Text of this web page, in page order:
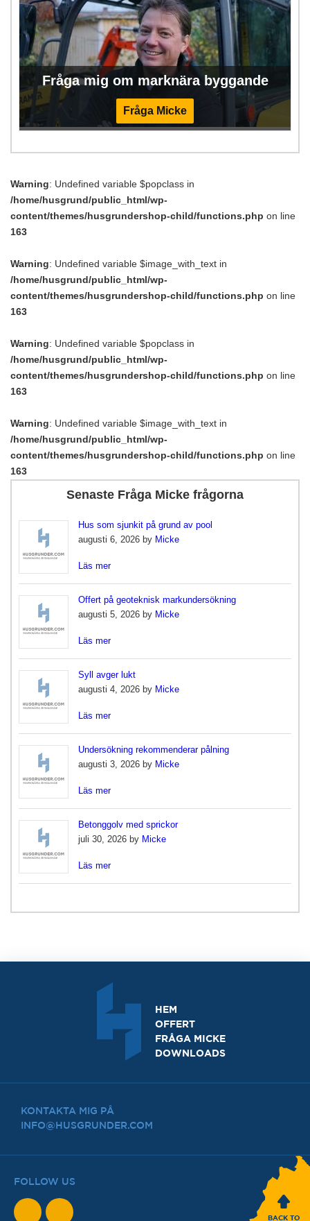
Fråga mig om marknära byggande
Fråga Micke
Warning: Undefined variable $popclass in
/home/husgrund/public_html/wp-
content/themes/husgrundershop-child/functions.php on line
163
Warning: Undefined variable $image_with_text in
/home/husgrund/public_html/wp-
content/themes/husgrundershop-child/functions.php on line
163
Warning: Undefined variable $popclass in
/home/husgrund/public_html/wp-
content/themes/husgrundershop-child/functions.php on line
163
Warning: Undefined variable $image_with_text in
/home/husgrund/public_html/wp-
content/themes/husgrundershop-child/functions.php on line
163
Senaste Fråga Micke frågorna
Hus som sjunkit på grund av pool
augusti 6, 2026 by Micke
Läs mer
Offert på geoteknisk markundersökning
augusti 5, 2026 by Micke
Läs mer
Syll avger lukt
augusti 4, 2026 by Micke
Läs mer
Undersökning rekommenderar pålning
augusti 3, 2026 by Micke
Läs mer
Betonggolv med sprickor
juli 30, 2026 by Micke
Läs mer
HEM
OFFERT
FRÅGA MICKE
DOWNLOADS
KONTAKTA MIG PÅ
INFO@HUSGRUNDER.COM
FOLLOW US
BACK TO